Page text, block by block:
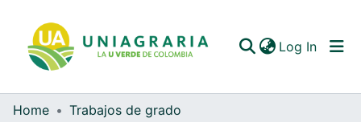
Log In
Home
Trabajos de grado